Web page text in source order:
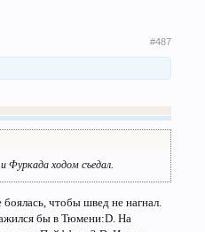
#487
Фуркада ходом съедал.
чтобы швед не нагнал.
бы в Тюмени:D. На